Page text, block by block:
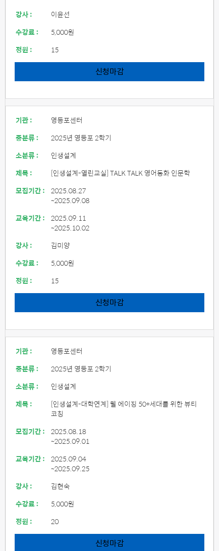
강사 :
이윤선
수강료 :
5,000원
정원 :
15
신청마감
기관 :
영등포센터
중분류 :
2025년 영등포 2학기
소분류 :
인생설계
제목 :
[인생설계-열린교실] TALK TALK 영어동화 인문학
모집기간 : 2025.08.27
~2025.09.08
교육기간 : 2025.09.11
~2025.10.02
강사 :
김미양
수강료 :
5,000원
정원 :
15
신청마감
기관 :
영등포센터
중분류 :
2025년 영등포 2학기
소분류 :
인생설계
제목 :
[인생설계-대학연계] 웰 에이징 50+세대를 위한 뷰티
코칭
모집기간 : 2025.08.18
~2025.09.01
교육기간 : 2025.09.04
~2025.09.25
강사 :
김현숙
수강료 :
5,000원
정원 :
20
신청마감